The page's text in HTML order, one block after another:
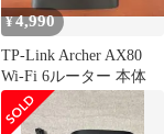
¥4,990
TP-Link Archer AX80
Wi-Fi 6ルーター 本体